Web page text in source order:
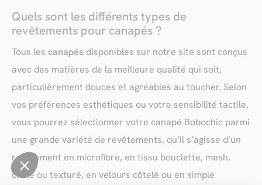
Quels sont les différents types de
revêtements pour canapés ?
Tous les canapés disponibles sur notre site sont conçus
avec des matières de la meilleure qualité qui soit,
particulièrement douces et agréables au toucher. Selon
vos préférences esthétiques ou votre sensibilité tactile,
vous pourrez sélectionner votre canapé Bobochic parmi
une grande variété de revêtements, qu’il s’agisse d’un
revêtement en microfibre, en tissu bouclette, mesh,
chiné ou texturé, en velours côtelé ou en simple